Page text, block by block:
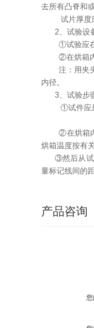
去所有凸脊和
试片厚度
2 、试验设
①试验应
②在烘箱
注：用夹
内径。
3 、试验步
①试件应
②在烘箱
烘箱温度按有
③然后从试
量标记线间的
产品咨询